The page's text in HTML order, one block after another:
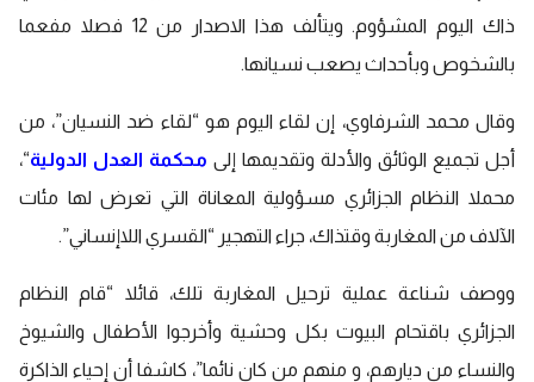
ذاك اليوم المشؤوم. ويتألف هذا الاصدار من 12 فصلا مفعما
بالشخوص وبأحداث يصعب نسيانها.
وقال محمد الشرفاوي، إن لقاء اليوم هو “لقاء ضد النسيان”، من
أجل تجميع الوثائق والأدلة وتقديمها إلى محكمة العدل الدولية“،
محملا النظام الجزائري مسؤولية المعاناة التي تعرض لها مئات
الآلاف من المغاربة وقتذاك، جراء التهجير “القسري اللاإنساني”.
ووصف شناعة عملية ترحيل المغاربة تلك، قائلا “قام النظام
الجزائري باقتحام البيوت بكل وحشية وأخرجوا الأطفال والشيوخ
والنساء من ديارهم، و منهم من كان نائما”، كاشفا أن إحياء الذاكرة